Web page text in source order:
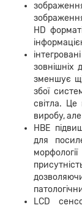
HD
зовнішніх
зменшує
збої
світла. Це
виробу,
НBE
для
LCD